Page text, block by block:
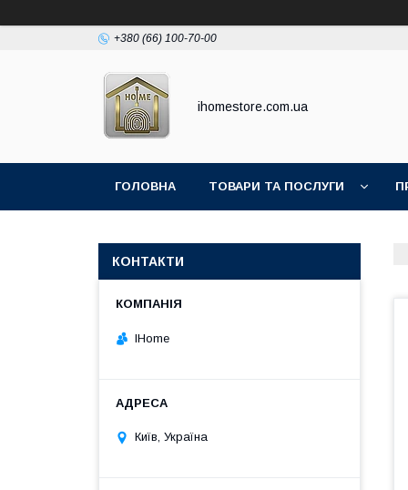
+380 (66) 100-70-00
ihomestore.com.ua
ГОЛОВНА ТОВАРИ ТА ПОСЛУГИ
КОНТАКТИ
IHome
Київ, Україна